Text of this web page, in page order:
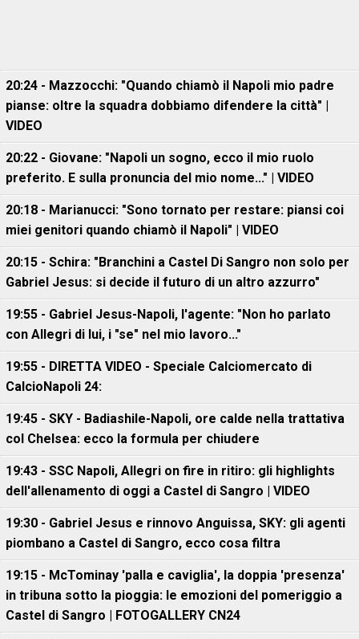
20:24 - Mazzocchi: "Quando chiamò il Napoli mio padre
pianse: oltre la squadra dobbiamo difendere la città" |
VIDEO
20:22 - Giovane: "Napoli un sogno, ecco il mio ruolo
preferito. E sulla pronuncia del mio nome..." | VIDEO
20:18 - Marianucci: "Sono tornato per restare: piansi coi
miei genitori quando chiamò il Napoli" | VIDEO
20:15 - Schira: "Branchini a Castel Di Sangro non solo per
Gabriel Jesus: si decide il futuro di un altro azzurro"
19:55 - Gabriel Jesus-Napoli, l'agente: "Non ho parlato
con Allegri di lui, i "se" nel mio lavoro..."
19:55 - DIRETTA VIDEO - Speciale Calciomercato di
CalcioNapoli 24:
19:45 - SKY - Badiashile-Napoli, ore calde nella trattativa
col Chelsea: ecco la formula per chiudere
19:43 - SSC Napoli, Allegri on fire in ritiro: gli highlights
dell'allenamento di oggi a Castel di Sangro | VIDEO
19:30 - Gabriel Jesus e rinnovo Anguissa, SKY: gli agenti
piombano a Castel di Sangro, ecco cosa filtra
19:15 - McTominay 'palla e caviglia', la doppia 'presenza'
in tribuna sotto la pioggia: le emozioni del pomeriggio a
Castel di Sangro | FOTOGALLERY CN24